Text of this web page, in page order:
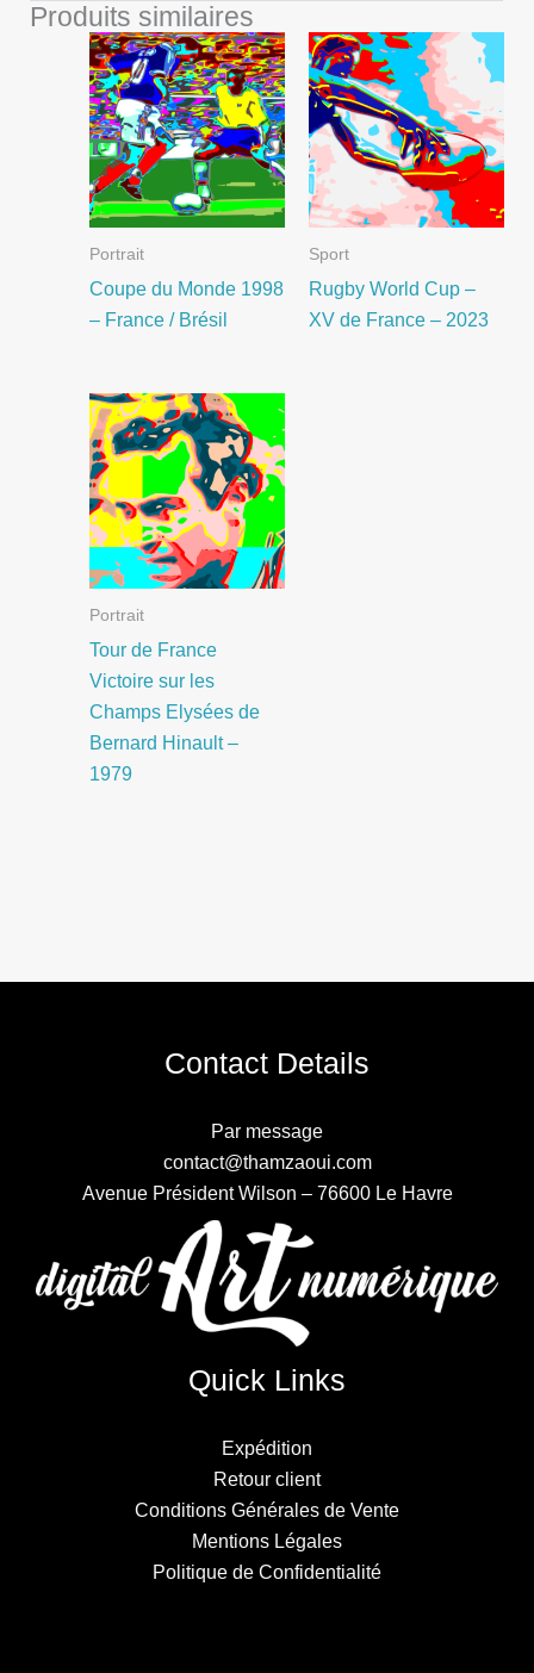
Produits similaires
Portrait
Coupe du Monde 1998
– France / Brésil
Sport
Rugby World Cup –
XV de France – 2023
Portrait
Tour de France
Victoire sur les
Champs Elysées de
Bernard Hinault –
1979
Contact Details
Par message
contact@thamzaoui.com
Avenue Président Wilson – 76600 Le Havre
Quick Links
Expédition
Retour client
Conditions Générales de Vente
Mentions Légales
Politique de Confidentialité